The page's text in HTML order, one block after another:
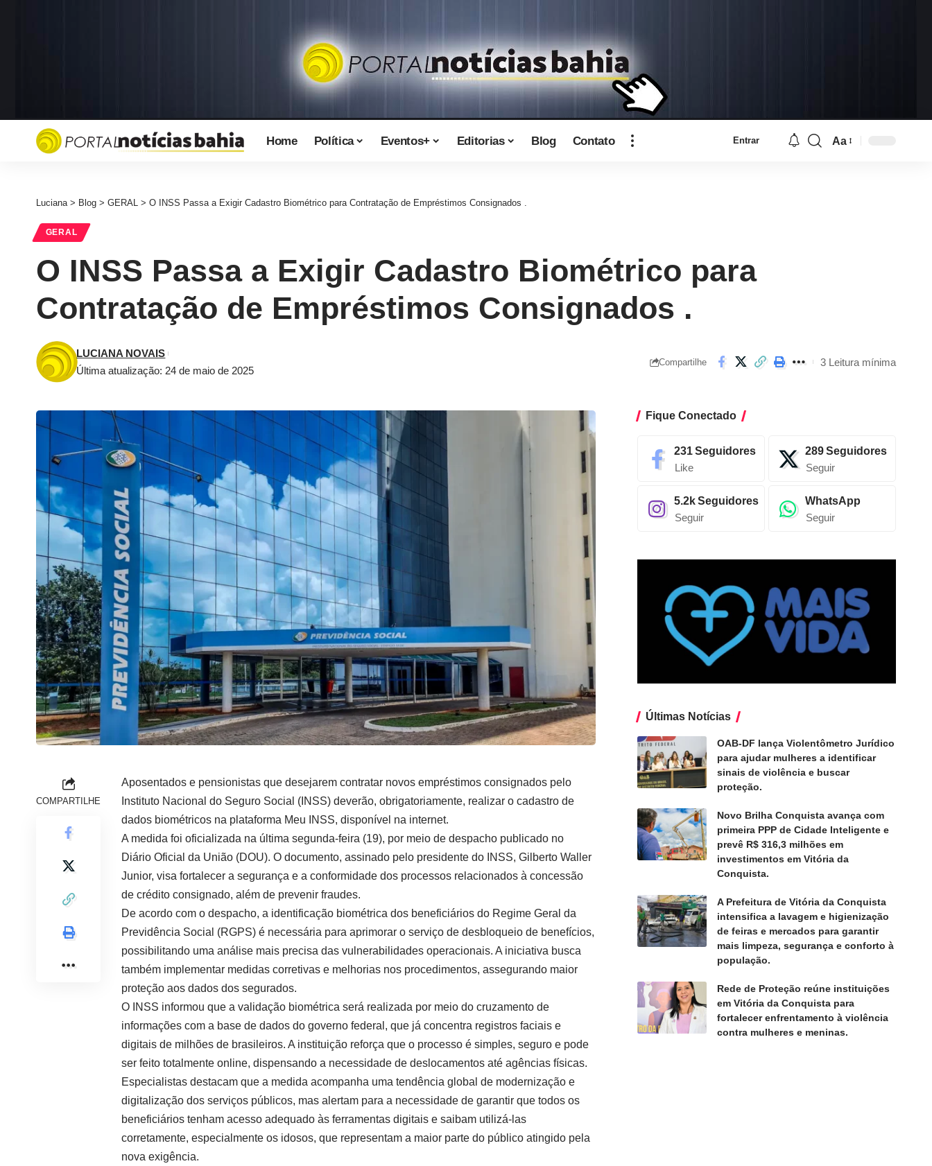
Home Política Eventos+ Editorias Blog Contato Entrar Aa
Luciana> Blog > GERAL > O INSS Passa a Exigir Cadastro Biométrico para Contratação de Empréstimos Consignados .
GERAL
O INSS Passa a Exigir Cadastro Biométrico para
Contratação de Empréstimos Consignados .
Última atualização: 24 de maio de 2025
LUCIANA NOVAIS
Compartilhe 3 Leitura mínima
COMPARTILHE
Aposentados e pensionistas que desejarem contratar novos empréstimos consignados pelo
Instituto Nacional do Seguro Social (INSS) deverão, obrigatoriamente, realizar o cadastro de
dados biométricos na plataforma Meu INSS, disponível na internet.
A medida foi oficializada na última segunda-feira (19), por meio de despacho publicado no
Diário Oficial da União (DOU). O documento, assinado pelo presidente do INSS, Gilberto Waller
Junior, visa fortalecer a segurança e a conformidade dos processos relacionados à concessão
de crédito consignado, além de prevenir fraudes.
De acordo com o despacho, a identificação biométrica dos beneficiários do Regime Geral da
Previdência Social (RGPS) é necessária para aprimorar o serviço de desbloqueio de benefícios,
possibilitando uma análise mais precisa das vulnerabilidades operacionais. A iniciativa busca
também implementar medidas corretivas e melhorias nos procedimentos, assegurando maior
proteção aos dados dos segurados.
O INSS informou que a validação biométrica será realizada por meio do cruzamento de
informações com a base de dados do governo federal, que já concentra registros faciais e
digitais de milhões de brasileiros. A instituição reforça que o processo é simples, seguro e pode
ser feito totalmente online, dispensando a necessidade de deslocamentos até agências físicas.
Especialistas destacam que a medida acompanha uma tendência global de modernização e
digitalização dos serviços públicos, mas alertam para a necessidade de garantir que todos os
beneficiários tenham acesso adequado às ferramentas digitais e saibam utilizá-las
corretamente, especialmente os idosos, que representam a maior parte do público atingido pela
nova exigência.
Fique Conectado
231Seguidores
Like
289Seguidores
Seguir
5.2kSeguidores
Seguir
WhatsApp
Seguir
Últimas Notícias
OAB-DF lança Violentômetro Jurídico
para ajudar mulheres a identificar
sinais de violência e buscar
proteção.
Novo Brilha Conquista avança com
primeira PPP de Cidade Inteligente e
prevê R$ 316,3 milhões em
investimentos em Vitória da
Conquista.
A Prefeitura de Vitória da Conquista
intensifica a lavagem e higienização
de feiras e mercados para garantir
mais limpeza, segurança e conforto à
população.
Rede de Proteção reúne instituições
em Vitória da Conquista para
fortalecer enfrentamento à violência
contra mulheres e meninas.